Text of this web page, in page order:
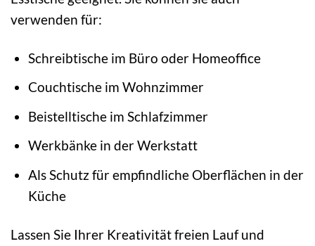
verwenden für:
Schreibtische im Büro oder Homeoffice
Couchtische im Wohnzimmer
Beistelltische im Schlafzimmer
Werkbänke in der Werkstatt
Als Schutz für empfindliche Oberflächen in der
Küche
Lassen Sie Ihrer Kreativität freien Lauf und